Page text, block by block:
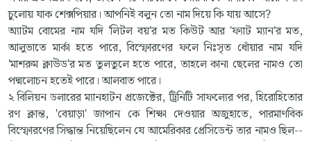
চুলোয় যাক শেক্সপিয়ার। আপনিই বলুন তো নাম দিয়ে কি যায় আসে?
অ্যাটম বোমের নাম যদি 'লিটল বয়'র মত কিউট আর 'ফ্যাট ম্যান'র মত,
আলুভাতে মার্কা হতে পারে, বিস্ফোরণের ফলে নিঃসৃত ধোঁয়ার নাম যদি
'মাশরুম ক্লাউড'র মত তুলতুলে হতে পারে, তাহলে কানা ছেলের নামও তো
পদ্মলোচন হতেই পারে। আলবাত পারে।
২ বিলিয়ন ডলারের ম্যানহাটন প্রজেক্টের, ট্রিনিটি সাফল্যের পর, হিরোহিতোর
রণ ক্লান্ত, 'বেয়াড়া' জাপান কে শিক্ষা দেওয়ার অজুহাতে, পারমাণবিক
বিস্ফোরণের সিদ্ধান্ত নিয়েছিলেন যে আমেরিকার প্রেসিডেন্ট তার নামও ছিল--